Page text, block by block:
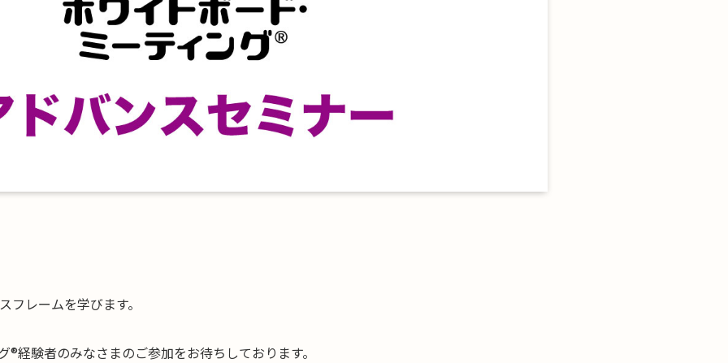
レームを学びます。
経験者のみなさまのご参加をお待ちしております。